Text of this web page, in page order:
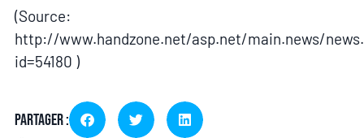
(Source:
http://www.handzone.net/asp.net/main.news/
id=54180 )
Partager :